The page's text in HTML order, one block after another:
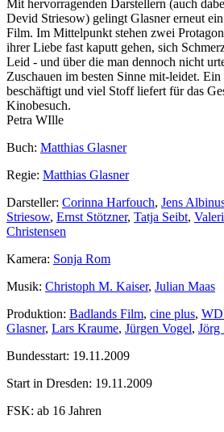
Mit hervorragenden Darstellern (auch
Devid Striesow) gelingt Glasner erneut
Film. Im Mittelpunkt stehen zwei
ihrer Liebe fast kaputt gehen, sich
Leid - und über die man dennoch nicht
Zuschauen im besten Sinne mit-leidet.
beschäftigt und viel Stoff liefert für das
Kinobesuch.
Petra WIlle
Buch: Matthias Glasner
Regie: Matthias Glasner
Darsteller: Corinna Harfouch, Jens
Striesow, Ernst Stötzner, Tatja Seibt,
Christensen
Kamera: Sonja Rom
Musik: Christoph M. Kaiser, Julian Maas
Produktion: Badlands Film, cine plus,
Glasner, Lars Kraume, Jürgen Vogel, Jörg
Bundesstart: 19.11.2009
Start in Dresden: 19.11.2009
FSK: ab 16 Jahren